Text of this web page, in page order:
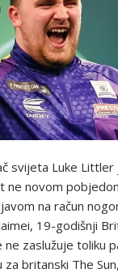
svijeta Luke
ne novom
na račun
19-godišnji
zaslužuje toliku
britanski The